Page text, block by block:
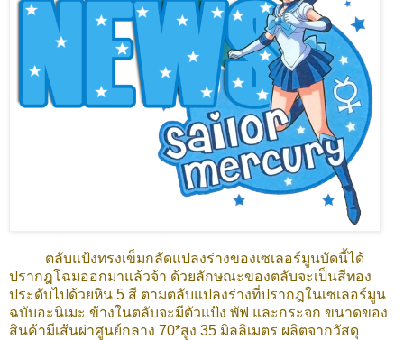
ตลับแป้งทรงเข็มกลัดแปลงร่างของเซเลอร์มูนบัดนี้ได้
ปรากฎโฉมออกมาแล้วจ้า ด้วยลักษณะของตลับจะเป็นสีทอง
ประดับไปด้วยหิน 5 สี ตามตลับแปลงร่างที่ปรากฎในเซเลอร์มูน
ฉบับอะนิเมะ ข้างในตลับจะมีตัวแป้ง พัฟ และกระจก ขนาดของ
สินค้ามีเส้นผ่าศูนย์กลาง 70*สูง 35 มิลลิเมตร ผลิตจากวัสดุ